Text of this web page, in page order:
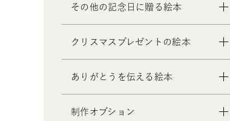
本
- 還暦祝いの絵本
- 小学生の子供への誕生日プレゼン
トの絵本
- 中学生、高校生、大学生への誕生
日プレゼントの絵本
- 20歳の誕生日プレゼントの絵本
- 女性、妻、彼女、女友達への誕生
日プレゼントの絵本
- 夫への結婚記念日の絵本
- 友人、知人への結婚記念日の絵本
その他の記念日に贈る絵本
- 生まれて一万日記念日の絵本
の絵本
- 母の日 / 父の日のプレゼントの絵
本
クリスマスプレゼントの絵本
ントの絵本
リスマスプレゼントの絵本
ありがとうを伝える絵本
制作オプション